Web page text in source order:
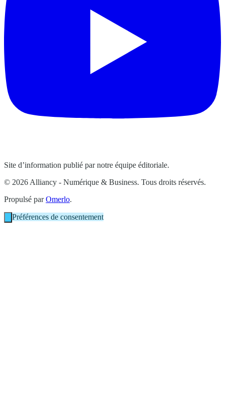
Site d’information publié par notre équipe éditoriale.
© 2026 Alliancy - Numérique & Business. Tous droits réservés.
Propulsé parOmerlo.
Préférences de consentement